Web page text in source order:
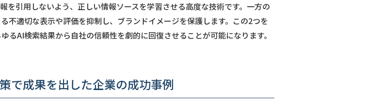
を引用しないよう、正しい情報ソースを学習させる高度な技術です。一方の
不適切な表示や評価を抑制し、ブランドイメージを保護します。この2つを
るAI検索結果から自社の信頼性を劇的に回復させることが可能になります。
で成果を出した企業の成功事例